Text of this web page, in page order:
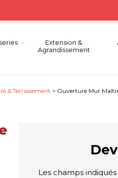
Extension &
Agrandissement
& Terrassement > Ouverture Mur
Les champs